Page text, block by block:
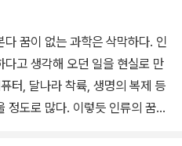
. 인
고 생각해 오던 일을 현실로 만
터, 달나라 착륙, 생명의 복제 등
정도로 많다. 이렇듯 인류의 꿈은